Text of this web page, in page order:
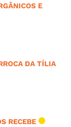
E
DA TÍLIA
RECEBE